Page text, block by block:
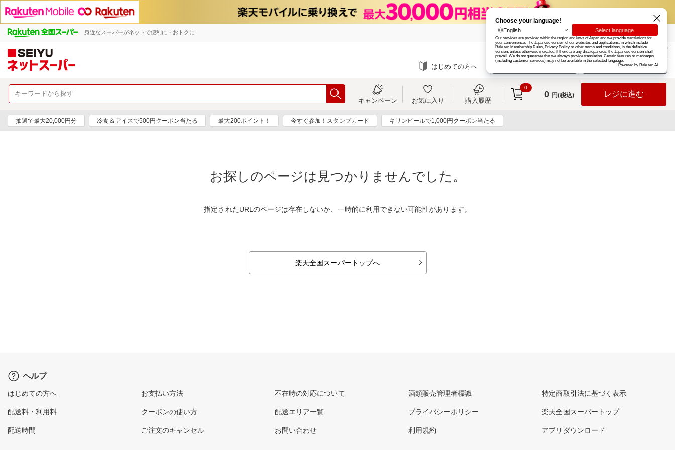
身近なスーパーがネットで便利に・おトクに 楽天グループ カード
お知らせ ヘルプ
はじめての方へ ログイン
キャンペーン お気に入り 購入履歴
0
0 円(税込) レジに進む
抽選で最大20,000円分 冷食＆アイスで500円クーポン当たる 最大200ポイント！ 今すぐ参加！スタンプカード キリンビールで1,000円クーポン当たる
お探しのページは見つかりませんでした。
指定されたURLのページは存在しないか、一時的に利用できない可能性があります。
楽天全国スーパートップへ
ヘルプ
はじめての方へ
配送料・利用料
配送時間
お支払い方法
クーポンの使い方
ご注文のキャンセル
不在時の対応について
配送エリア一覧
お問い合わせ
酒類販売管理者標識
プライバシーポリシー
利用規約
特定商取引法に基づく表示
楽天全国スーパートップ
アプリダウンロード